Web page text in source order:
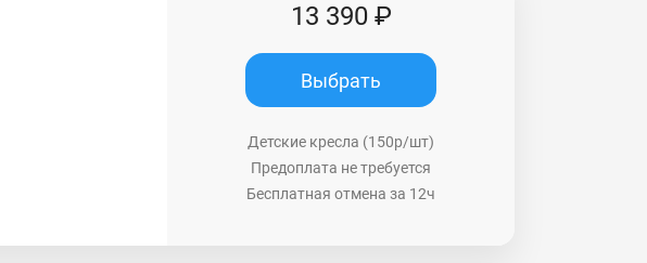
13 390 ₽
Выбрать
Детские кресла (150р/шт)
Предоплата не требуется
Бесплатная отмена за 12ч